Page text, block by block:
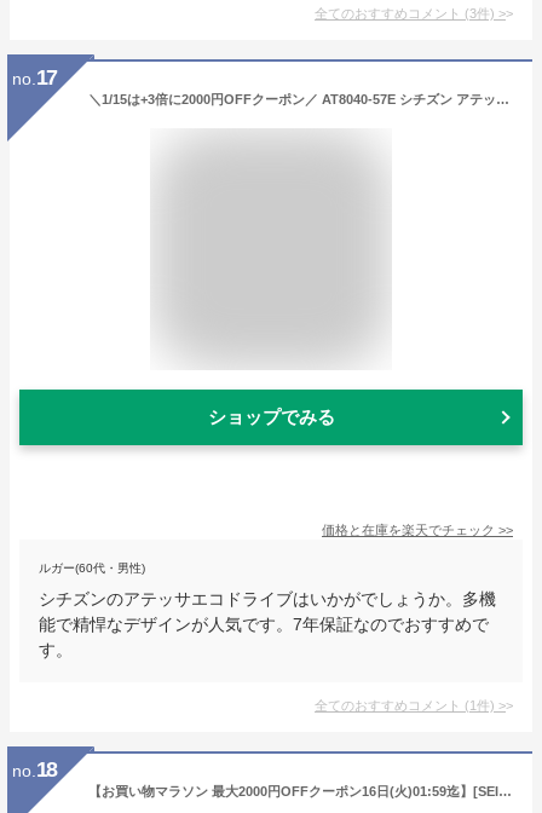
全てのおすすめコメント (3件) >
no. 17
＼1/15は+3倍に2000円OFFクーポン／ AT8040-57E シチズン アテッサ エコドライブ 電波時計 メンズ 腕時計 ブランド チタン クロノグラフ CITIZEN ATTESA ブラック 黒 時計 成人祝い プレゼント ギフト
ショップでみる
価格と在庫を楽天でチェック >>
ルガー(60代・男性)
シチズンのアテッサエコドライブはいかがでしょうか。多機
能で精悍なデザインが人気です。7年保証なのでおすすめで
す。
全てのおすすめコメント (1件) >
no. 18
【お買い物マラソン 最大2000円OFFクーポン16日(火)01:59迄】[SEIKO]セイコー DOLCE&EXCELINE ドルチェアンドエクセリーヌ RADIO WAVE CONTROL SOLAR SADZ197 メンズ チタン 腕時計